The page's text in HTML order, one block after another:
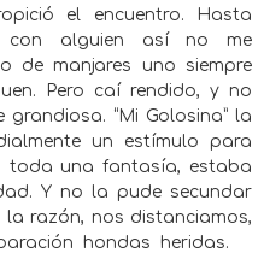
el encuentro. Hasta
con alguien así no me
de manjares uno siempre
Pero caí rendido, y no
“Mi Golosina” la
un estímulo para
toda una fantasía, estaba
Y no la pude secundar
razón, nos distanciamos,
hondas heridas.